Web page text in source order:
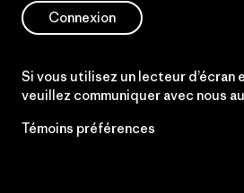
Connexion
Si vous utilisez un lecteur d’écran
veuillez communiquer avec nous au
Témoins préférences